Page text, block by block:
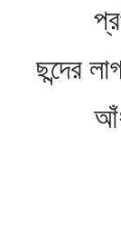
সে
লাগাল
আলোর